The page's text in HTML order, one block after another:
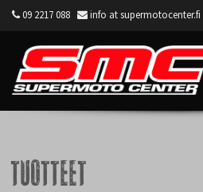
09 2217 088 info at supermotocenter.fi
Tuotteet